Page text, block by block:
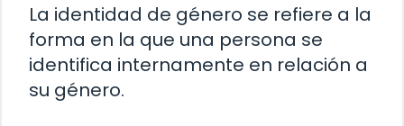
La identidad de género se refiere a la
forma en la que una persona se
identifica internamente en relación a
su género.